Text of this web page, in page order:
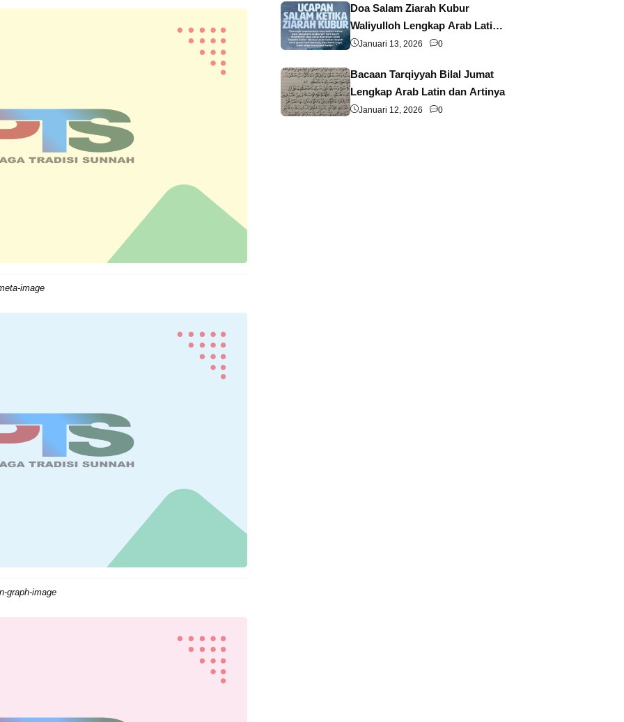
image
graph-image
Doa Salam Ziarah Kubur
Waliyulloh Lengkap Arab Latin
dan Artinya
Januari 13, 2026 0
Bacaan Tarqiyyah Bilal Jumat
Lengkap Arab Latin dan Artinya
Januari 12, 2026 0